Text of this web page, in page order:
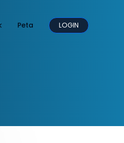
Peta LOGIN